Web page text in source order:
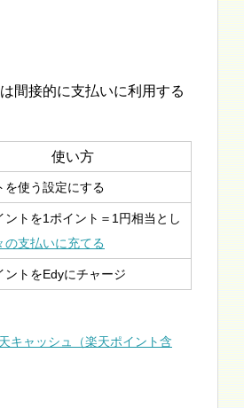
間接的に支払いに利用する
使い方
を使う設定にする
ントを1ポイント＝1円相当とし
の支払いに充てる
ントをEdyにチャージ
キャッシュ（楽天ポイント含